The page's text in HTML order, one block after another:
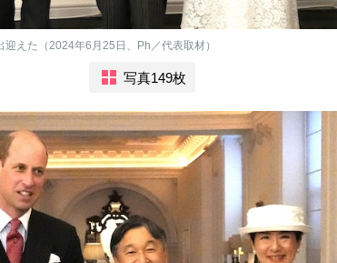
えた（2024年6月25日、Ph／代表取材）
写真149枚